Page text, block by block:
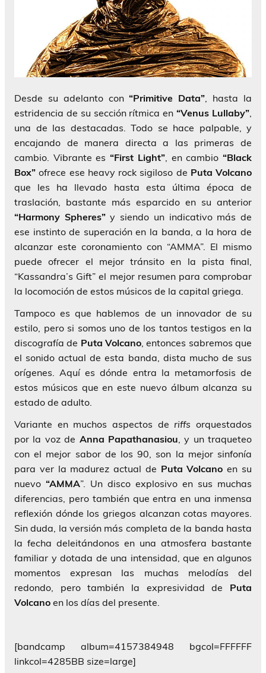
Desde su adelanto con“Primitive Data”, hasta la
estridencia de su sección rítmica en“Venus Lullaby”,
una de las destacadas. Todo se hace palpable, y
encajando de manera directa a las primeras de
cambio. Vibrante es“First Light”, en cambio“Black
Box” ofrece ese heavy rock sigiloso de Puta Volcano
que les ha llevado hasta esta última época de
traslación, bastante más esparcido en su anterior
“Harmony Spheres”y siendo un indicativo más de
ese instinto de superación en la banda, a la hora de
alcanzar este coronamiento con “AMMA”. El mismo
puede ofrecer el mejor tránsito en la pista final,
“Kassandra’s Gift” el mejor resumen para comprobar
la locomoción de estos músicos de la capital griega.
Tampoco es que hablemos de un innovador de su
estilo, pero si somos uno de los tantos testigos en la
discografía de Puta Volcano, entonces sabremos que
el sonido actual de esta banda, dista mucho de sus
orígenes. Aquí es dónde entra la metamorfosis de
estos músicos que en este nuevo álbum alcanza su
estado de adulto.
Variante en muchos aspectos de riffs orquestados
por la voz de Anna Papathanasiou, y un traqueteo
con el mejor sabor de los 90, son la mejor sinfonía
para ver la madurez actual de Puta Volcano en su
nuevo “AMMA”. Un disco explosivo en sus muchas
diferencias, pero también que entra en una inmensa
reflexión dónde los griegos alcanzan cotas mayores.
Sin duda, la versión más completa de la banda hasta
la fecha deleitándonos en una atmosfera bastante
familiar y dotada de una intensidad, que en algunos
momentos expresan las muchas melodías del
redondo, pero también la expresividad de Puta
Volcano en los días del presente.
[bandcamp album=4157384948 bgcol=FFFFFF
linkcol=4285BB size=large]